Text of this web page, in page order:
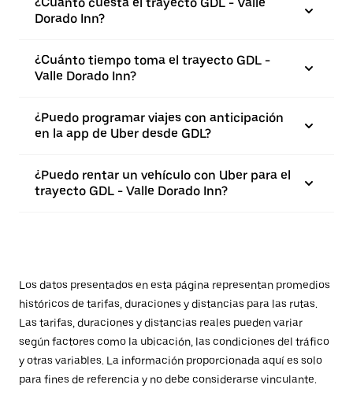
Dorado Inn?
¿Cuánto tiempo toma el trayecto GDL -
Valle Dorado Inn?
¿Puedo programar viajes con anticipación
en la app de Uber desde GDL?
¿Puedo rentar un vehículo con Uber para el
trayecto GDL - Valle Dorado Inn?
Los datos presentados en esta página representan promedios
históricos de tarifas, duraciones y distancias para las rutas.
Las tarifas, duraciones y distancias reales pueden variar
según factores como la ubicación, las condiciones del tráfico
y otras variables. La información proporcionada aquí es solo
para fines de referencia y no debe considerarse vinculante.